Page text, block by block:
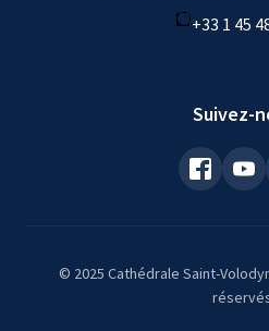
+33 1 45
Suivez-
© 2025 Cathédrale Saint-